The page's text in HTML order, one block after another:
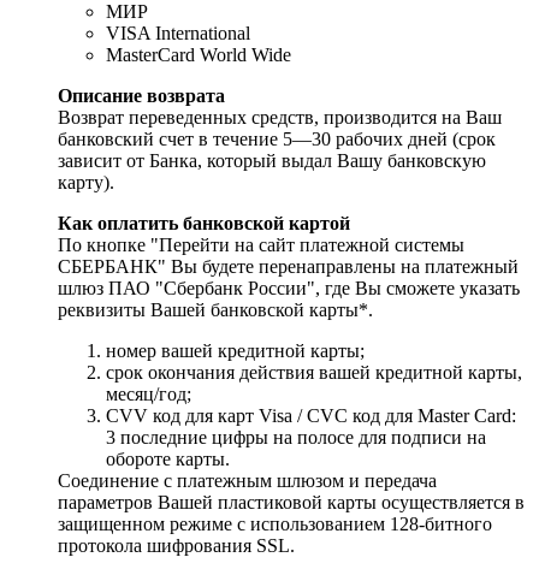
МИР
VISA International
MasterCard World Wide
Описание возврата
Возврат переведенных средств, производится на Ваш
банковский счет в течение 5—30 рабочих дней (срок
зависит от Банка, который выдал Вашу банковскую
карту).
Как оплатить банковской картой
По кнопке "Перейти на сайт платежной системы
СБЕРБАНК" Вы будете перенаправлены на платежный
шлюз ПАО "Сбербанк России", где Вы сможете указать
реквизиты Вашей банковской карты*.
номер вашей кредитной карты;
cрок окончания действия вашей кредитной карты,
месяц/год;
CVV код для карт Visa / CVC код для Master Card:
3 последние цифры на полосе для подписи на
обороте карты.
Соединение с платежным шлюзом и передача
параметров Вашей пластиковой карты осуществляется в
защищенном режиме с использованием 128-битного
протокола шифрования SSL.